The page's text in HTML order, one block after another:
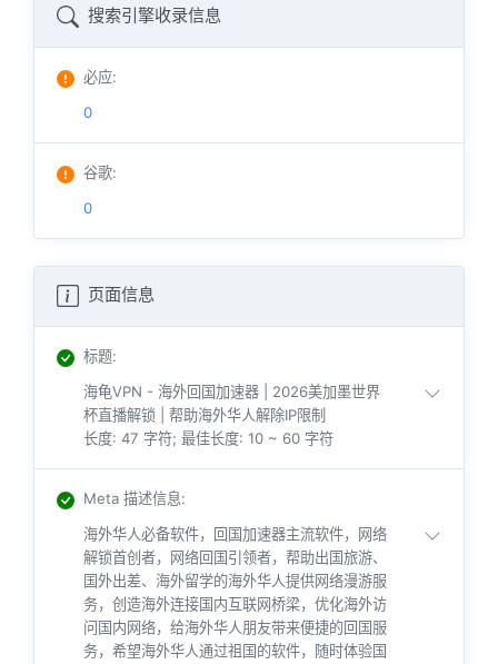
搜索引擎收录信息
必应:
0
谷歌:
0
页面信息
标题:
海龟VPN - 海外回国加速器 | 2026美加墨世界
杯直播解锁 | 帮助海外华人解除IP限制
长度: 47 字符; 最佳长度: 10 ~ 60 字符
Meta 描述信息:
海外华人必备软件，回国加速器主流软件，网络
解锁首创者，网络回国引领者，帮助出国旅游、
国外出差、海外留学的海外华人提供网络漫游服
务，创造海外连接国内互联网桥梁，优化海外访
问国内网络，给海外华人朋友带来便捷的回国服
务，希望海外华人通过祖国的软件，随时体验国